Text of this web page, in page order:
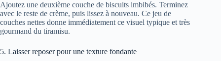
Ajoutez une deuxième couche de biscuits imbibés. Terminez
avec le reste de crème, puis lissez à nouveau. Ce jeu de
couches nettes donne immédiatement ce visuel typique et très
gourmand du tiramisu.
5. Laisser reposer pour une texture fondante